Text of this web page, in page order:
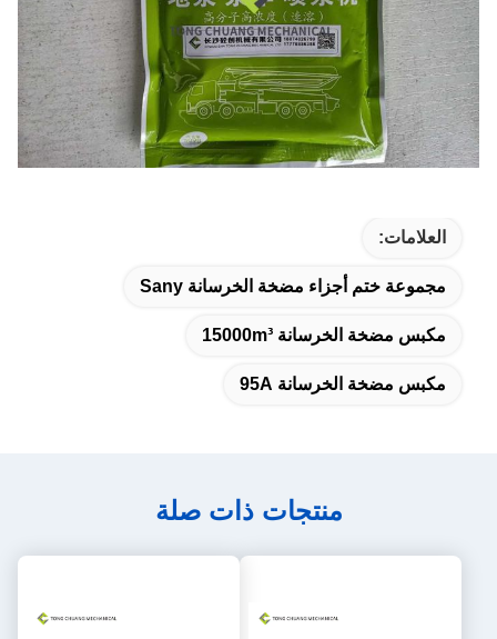
العلامات:
مجموعة ختم أجزاء مضخة الخرسانة Sany
مكبس مضخة الخرسانة 15000m³
مكبس مضخة الخرسانة 95A
منتجات ذات صلة